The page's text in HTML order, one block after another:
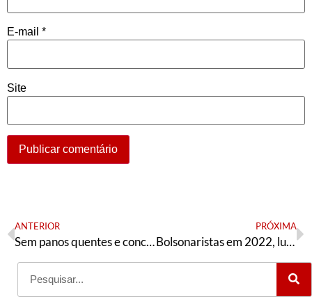
E-mail *
Site
ANTERIOR
Sem panos quentes e concessões aos criminosos políticos
PRÓXIMA
Bolsonaristas em 2022, lulistas em 2023, adversários em 2024 e 2026